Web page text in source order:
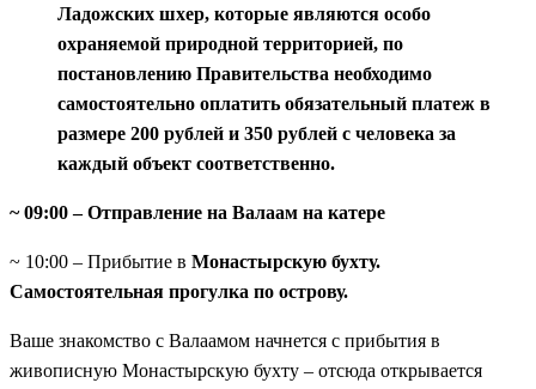
Ладожских шхер, которые являются особо
охраняемой природной территорией, по
постановлению Правительства необходимо
самостоятельно оплатить обязательный платеж в
размере 200 рублей и 350 рублей с человека за
каждый объект соответственно.
~ 09:00 – Отправление на Валаам на катере
~ 10:00 – Прибытие в Монастырскую бухту.
Самостоятельная прогулка по острову.
Ваше знакомство с Валаамом начнется с прибытия в
живописную Монастырскую бухту – отсюда открывается